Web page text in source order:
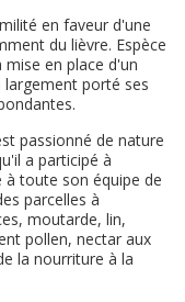
en faveur d'une
du lièvre. Espèce
en place d'un
largement porté ses
passionné de nature
a participé à
à toute son équipe de
parcelles à
moutarde, lin,
pollen, nectar aux
la nourriture à la